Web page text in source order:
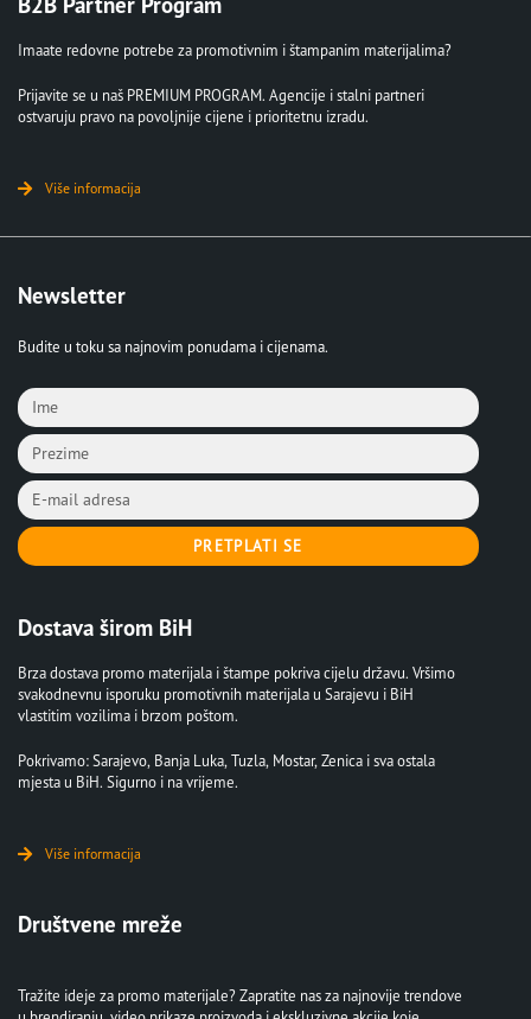
Imaate redovne potrebe za promotivnim i štampanim materijalima?
Prijavite se u naš PREMIUM PROGRAM. Agencije i stalni partneri
ostvaruju pravo na povoljnije cijene i prioritetnu izradu.
Više informacija
Newsletter
Budite u toku sa najnovim ponudama i cijenama.
PRETPLATI SE
Dostava širom BiH
Brza dostava promo materijala i štampe pokriva cijelu državu. Vršimo
svakodnevnu isporuku promotivnih materijala u Sarajevu i BiH
vlastitim vozilima i brzom poštom.
Pokrivamo: Sarajevo, Banja Luka, Tuzla, Mostar, Zenica i sva ostala
mjesta u BiH. Sigurno i na vrijeme.
Više informacija
Društvene mreže
Tražite ideje za promo materijale? Zapratite nas za najnovije trendove